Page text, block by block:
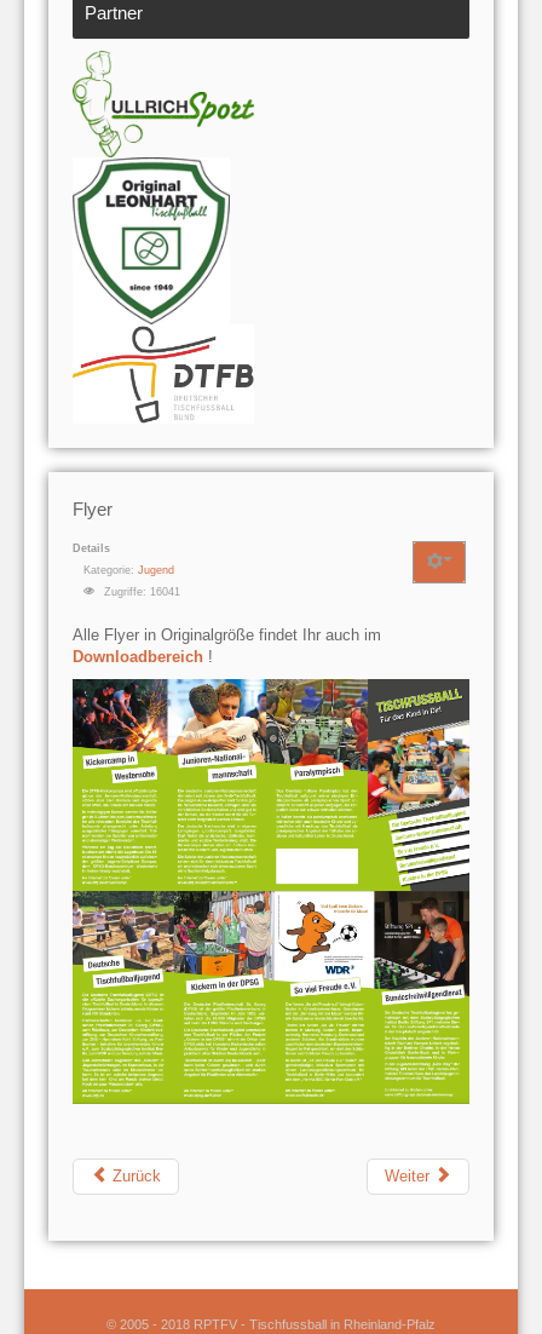
Partner
Flyer
Details
Kategorie: Jugend
Zugriffe: 16041
Alle Flyer in Originalgröße findet Ihr auch im
Downloadbereich !
Zurück Weiter
© 2005 - 2018 RPTFV - Tischfussball in Rheinland-Pfalz